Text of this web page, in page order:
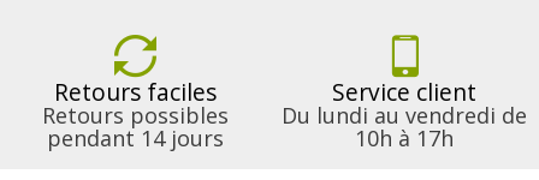
Retours faciles
Retours possibles
pendant 14 jours
Service client
Du lundi au vendredi de
10h à 17h